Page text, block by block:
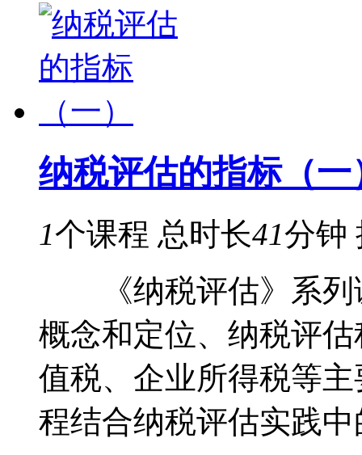
纳税评估的指标（一
1个课程 总时长41分钟
《纳税评估》系列
概念和定位、纳税评
值税、企业所得税等
程结合纳税评估实践